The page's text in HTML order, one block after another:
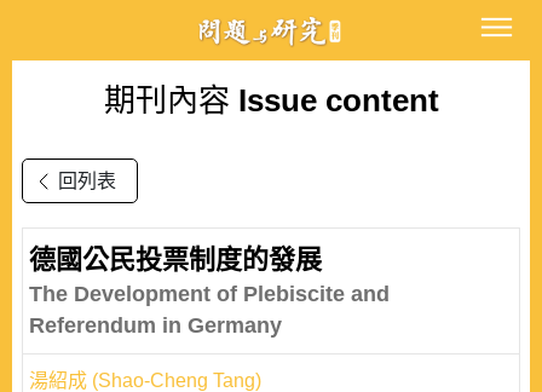
期刊內容 Issue content
回列表
德國公民投票制度的發展
The Development of Plebiscite and
Referendum in Germany
湯紹成 (Shao-Cheng Tang)